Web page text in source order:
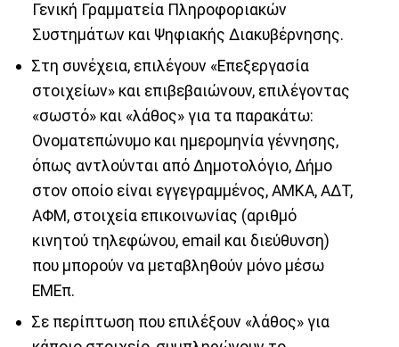
Γενική Γραμματεία Πληροφοριακών
Συστημάτων και Ψηφιακής Διακυβέρνησης.
Στη συνέχεια, επιλέγουν «Επεξεργασία
στοιχείων» και επιβεβαιώνουν, επιλέγοντας
«σωστό» και «λάθος» για τα παρακάτω:
Ονοματεπώνυμο και ημερομηνία γέννησης,
όπως αντλούνται από Δημοτολόγιο, Δήμο
στον οποίο είναι εγγεγραμμένος, ΑΜΚΑ, ΑΔΤ,
ΑΦΜ, στοιχεία επικοινωνίας (αριθμό
κινητού τηλεφώνου, email και διεύθυνση)
που μπορούν να μεταβληθούν μόνο μέσω
ΕΜΕπ.
Σε περίπτωση που επιλέξουν «λάθος» για